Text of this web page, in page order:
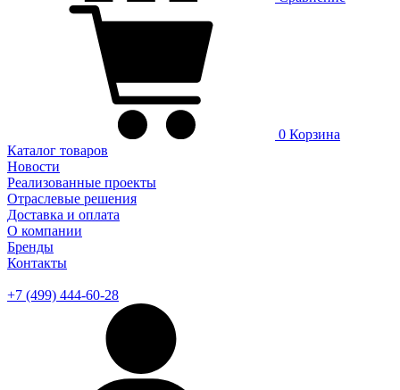
0 Корзина
Каталог товаров
Новости
Реализованные проекты
Отраслевые решения
Доставка и оплата
О компании
Бренды
Контакты
+7 (499) 444-60-28